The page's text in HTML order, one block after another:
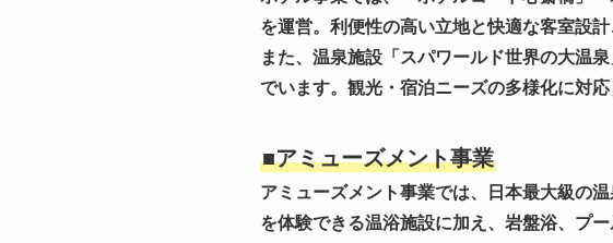
を運営。利便性の高い立地と快適な客室設
また、温泉施設「スパワールド世界の大温
でいます。観光・宿泊ニーズの多様化に対
■アミューズメント事業
アミューズメント事業では、日本最大級の
を体験できる温浴施設に加え、岩盤浴、プ